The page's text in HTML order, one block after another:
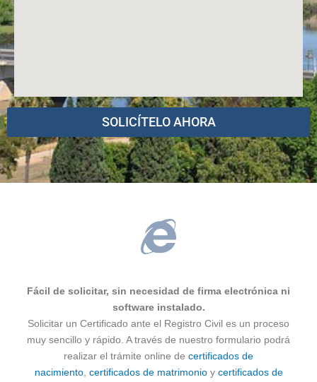
SOLICÍTELO AHORA
Fácil de solicitar, sin necesidad de firma electrónica ni
software instalado.
Solicitar un Certificado ante el Registro Civil es un proceso
muy sencillo y rápido. A través de nuestro formulario podrá
realizar el trámite online de certificados de
nacimiento, certificados de matrimonioy certificados de